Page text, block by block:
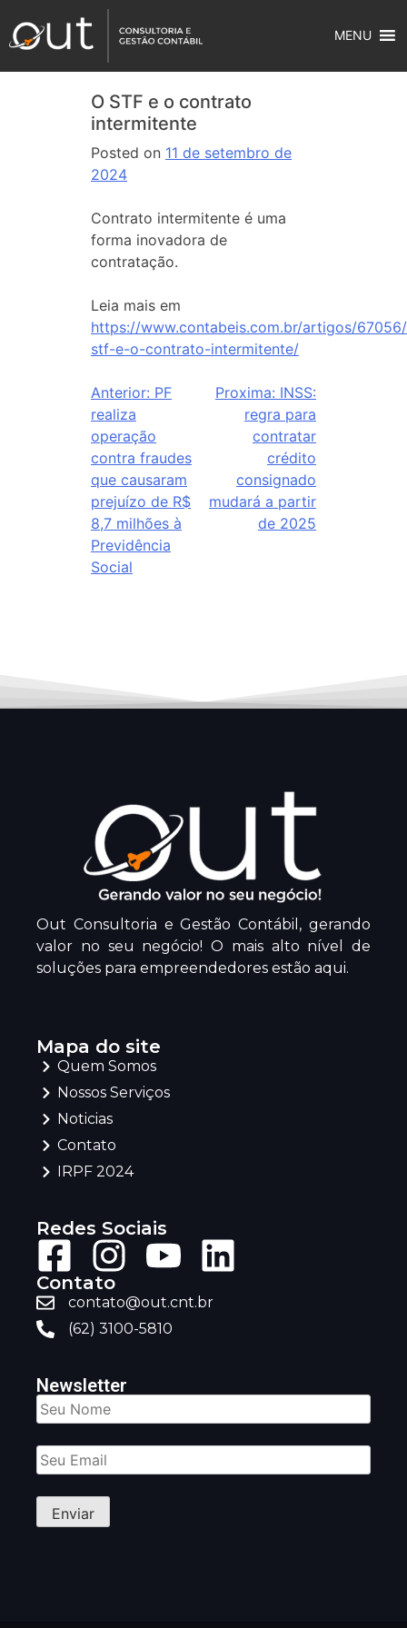
MENU
O STF e o contrato
intermitente
Posted on 11 de setembro de
2024
Contrato intermitente é uma
forma inovadora de
contratação.
Leia mais em
https://www.contabeis.com.br/artigos/
stf-e-o-contrato-intermitente/
Anterior: PF
realiza
operação
contra fraudes
que causaram
prejuízo de R$
8,7 milhões à
Previdência
Social
Proxima: INSS:
regra para
contratar
crédito
consignado
mudará a partir
de 2025
Out Consultoria e Gestão Contábil, gerando
valor no seu negócio! O mais alto nível de
soluções para empreendedores estão aqui.
Mapa do site
Quem Somos
Nossos Serviços
Noticias
Contato
IRPF 2024
Redes Sociais
Contato
contato@out.cnt.br
(62) 3100-5810
Newsletter